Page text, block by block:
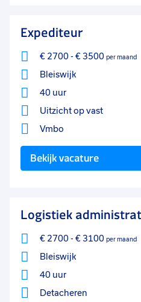
Expediteur
€ 2700- € 3500 per maand
Bleiswijk
40 uur
Uitzicht op vast
Vmbo
Bekijk vacature
Logistiek
€ 2700- € 3100 per maand
Bleiswijk
40 uur
Detacheren